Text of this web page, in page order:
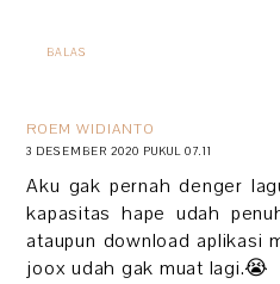
BALAS
ROEM WIDIANTO
3 DESEMBER 2020 PUKUL 07.11
Aku gak pernah denger
kapasitas hape udah
ataupun download aplikasi
joox udah gak muat lagi.😭